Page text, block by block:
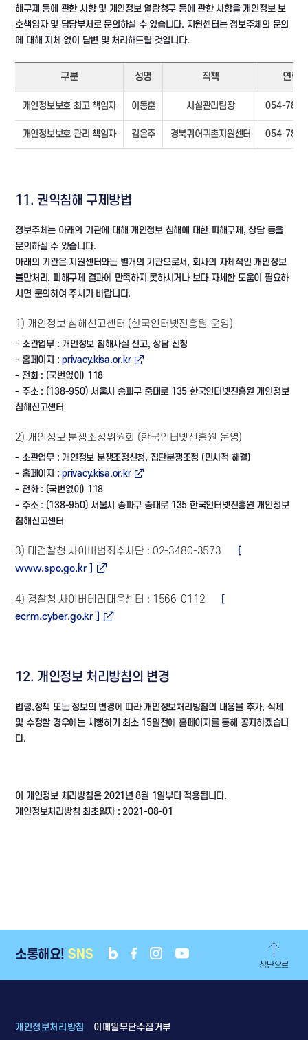
해구제 등에 관한 사항 및 개인정보 열람청구 등에 관한 사항을 개인정보 보
호책임자 및 담당부서로 문의하실 수 있습니다. 지원센터는 정보주체의 문의
에 대해 지체 없이 답변 및 처리해드릴 것입니다.
구분 성명 직책 연락
개인정보보호 최고 책임자 이동훈 시설관리팀장 054-780-
개인정보보호 관리 책임자 김은주 경북귀어귀촌지원센터 054-780-
11. 권익침해 구제방법
정보주체는 아래의 기관에 대해 개인정보 침해에 대한 피해구제, 상담 등을
문의하실 수 있습니다.
아래의 기관은 지원센터와는 별개의 기관으로서, 회사의 자체적인 개인정보
불만처리, 피해구제 결과에 만족하지 못하시거나 보다 자세한 도움이 필요하
시면 문의하여 주시기 바랍니다.
1) 개인정보 침해신고센터 (한국인터넷진흥원 운영)
- 소관업무 : 개인정보 침해사실 신고, 상담 신청
- 홈페이지 :privacy.kisa.or.kr
- 전화 : (국번없이) 118
- 주소 : (138-950) 서울시 송파구 중대로 135 한국인터넷진흥원 개인정보
침해신고센터
2) 개인정보 분쟁조정위원회 (한국인터넷진흥원 운영)
- 소관업무 : 개인정보 분쟁조정신청, 집단분쟁조정 (민사적 해결)
- 홈페이지 :privacy.kisa.or.kr
- 전화 : (국번없이) 118
- 주소 : (138-950) 서울시 송파구 중대로 135 한국인터넷진흥원 개인정보
침해신고센터
3) 대검찰청 사이버범죄수사단 : 02-3480-3573
www.spo.go.kr ]
4) 경찰청 사이버테러대응센터 : 1566-0112
ecrm.cyber.go.kr ]
12. 개인정보 처리방침의 변경
법령,정책 또는 정보의 변경에 따라 개인정보처리방침의 내용을 추가, 삭제
및 수정할 경우에는 시행하기 최소 15일전에 홈페이지를 통해 공지하겠습니
다.
이 개인정보 처리방침은 2021년 8월 1일부터 적용됩니다.
개인정보처리방침 최초일자 : 2021-08-01
상단으로
소통해요! SNS
개인정보처리방침 이메일무단수집거부